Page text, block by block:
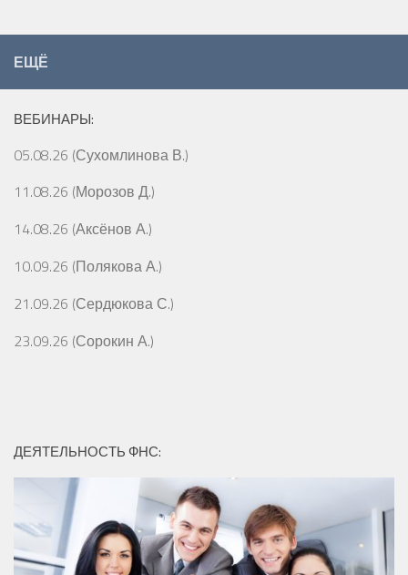
ЕЩЁ
ВЕБИНАРЫ:
05.08.26 (Сухомлинова В.)
11.08.26 (Морозов Д.)
14.08.26 (Аксёнов А.)
10.09.26 (Полякова А.)
21.09.26 (Сердюкова С.)
23.09.26 (Сорокин А.)
ДЕЯТЕЛЬНОСТЬ ФНС: